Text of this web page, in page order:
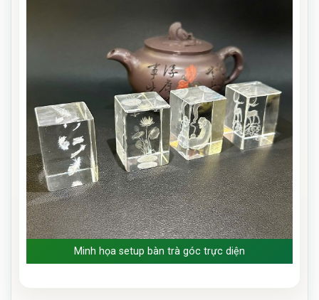
Minh họa setup bàn trà góc trực diện